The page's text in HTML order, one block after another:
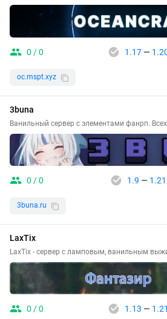
0 / 0 1.17—
oc.mspt.xyz
3buna
Ванильный сервер с элементами фанрп.
0 / 0 1.9 —
3buna.ru
LaxTix
LaxTix - сервер с ламповым, ванильным
0 / 0 1.13 —